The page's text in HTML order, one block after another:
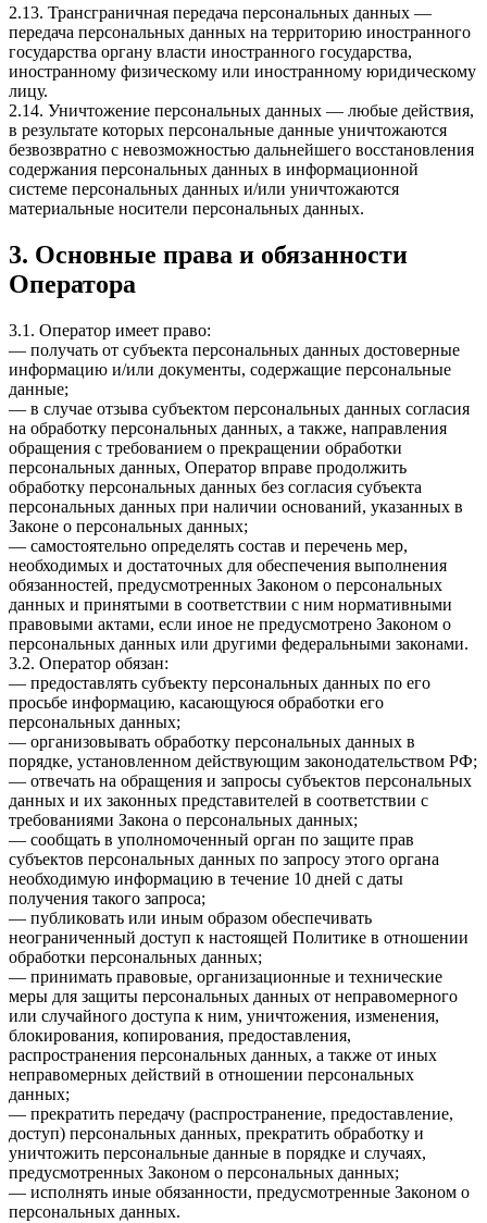
2.13. Трансграничная передача персональных данных —
передача персональных данных на территорию иностранного
государства органу власти иностранного государства,
иностранному физическому или иностранному юридическому
лицу.
2.14. Уничтожение персональных данных — любые действия,
в результате которых персональные данные уничтожаются
безвозвратно с невозможностью дальнейшего восстановления
содержания персональных данных в информационной
системе персональных данных и/или уничтожаются
материальные носители персональных данных.
3. Основные права и обязанности
Оператора
3.1. Оператор имеет право:
— получать от субъекта персональных данных достоверные
информацию и/или документы, содержащие персональные
данные;
— в случае отзыва субъектом персональных данных согласия
на обработку персональных данных, а также, направления
обращения с требованием о прекращении обработки
персональных данных, Оператор вправе продолжить
обработку персональных данных без согласия субъекта
персональных данных при наличии оснований, указанных в
Законе о персональных данных;
— самостоятельно определять состав и перечень мер,
необходимых и достаточных для обеспечения выполнения
обязанностей, предусмотренных Законом о персональных
данных и принятыми в соответствии с ним нормативными
правовыми актами, если иное не предусмотрено Законом о
персональных данных или другими федеральными законами.
3.2. Оператор обязан:
— предоставлять субъекту персональных данных по его
просьбе информацию, касающуюся обработки его
персональных данных;
— организовывать обработку персональных данных в
порядке, установленном действующим законодательством РФ;
— отвечать на обращения и запросы субъектов персональных
данных и их законных представителей в соответствии с
требованиями Закона о персональных данных;
— сообщать в уполномоченный орган по защите прав
субъектов персональных данных по запросу этого органа
необходимую информацию в течение 10 дней с даты
получения такого запроса;
— публиковать или иным образом обеспечивать
неограниченный доступ к настоящей Политике в отношении
обработки персональных данных;
— принимать правовые, организационные и технические
меры для защиты персональных данных от неправомерного
или случайного доступа к ним, уничтожения, изменения,
блокирования, копирования, предоставления,
распространения персональных данных, а также от иных
неправомерных действий в отношении персональных
данных;
— прекратить передачу (распространение, предоставление,
доступ) персональных данных, прекратить обработку и
уничтожить персональные данные в порядке и случаях,
предусмотренных Законом о персональных данных;
— исполнять иные обязанности, предусмотренные Законом о
персональных данных.